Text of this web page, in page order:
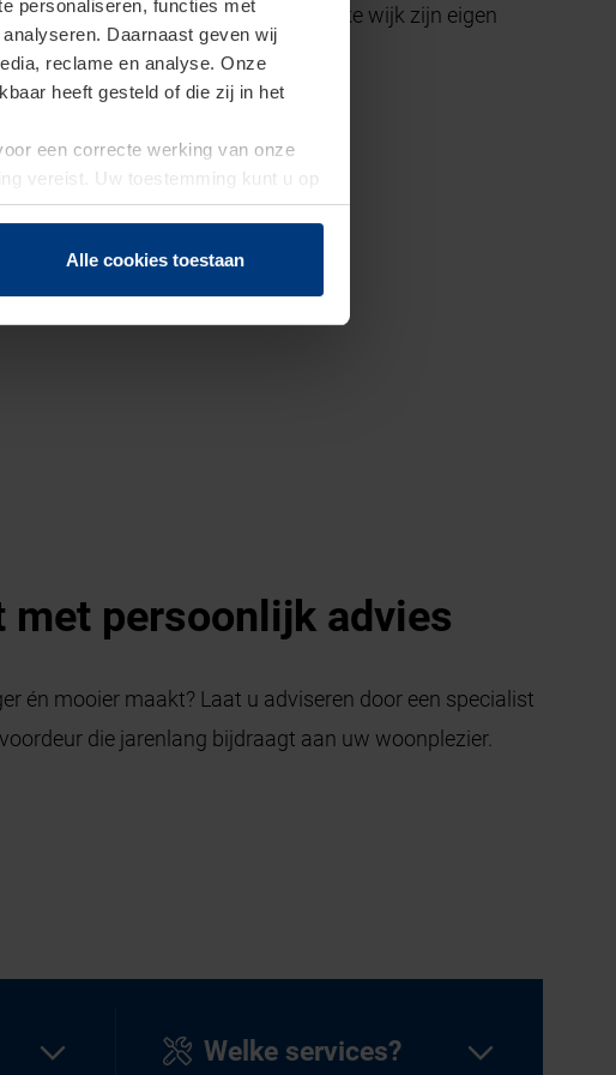
personaliseren, functies met
Daarnaast geven wij
reclame en analyse. Onze
heeft gesteld of die zij in het
een correcte werking van onze
vereist. Uw toestemming kunt u op
wijzigen of herroepen.
Alle cookies toestaan
aanpasbaar. In Nijmegen, waar elke wijk zijn eigen
met persoonlijk advies
én mooier maakt? Laat u adviseren door een specialist
die jarenlang bijdraagt aan uw woonplezier.
Welke services?